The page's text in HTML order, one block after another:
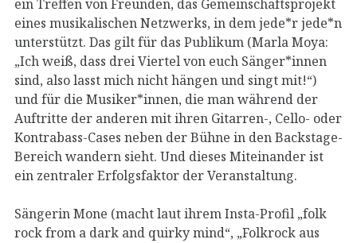
eines musikalischen Netzwerks, in dem jede*r jede*n
unterstützt. Das gilt für das Publikum (Marla Moya:
„Ich weiß, dass drei Viertel von euch Sänger*innen
sind, also lasst mich nicht hängen und singt mit!“)
und für die Musiker*innen, die man während der
Auftritte der anderen mit ihren Gitarren-, Cello- oder
Kontrabass-Cases neben der Bühne in den Backstage-
Bereich wandern sieht. Und dieses Miteinander ist
ein zentraler Erfolgsfaktor der Veranstaltung.
Sängerin Mone (macht laut ihrem Insta-Profil „folk
rock from a dark and quirky mind“, „Folkrock aus